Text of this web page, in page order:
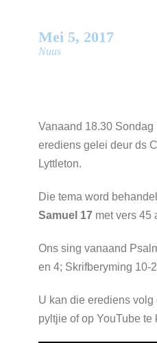
Mei 5, 2017
Nuus
Vanaand 18.30 Sondag
erediens gelei deur ds
Lyttleton.
Die tema word
Samuel 17met vers 45
Ons sing vanaand
en 4; Skrifberyming 10-
U kan die erediens
pyltjie of op YouTube te